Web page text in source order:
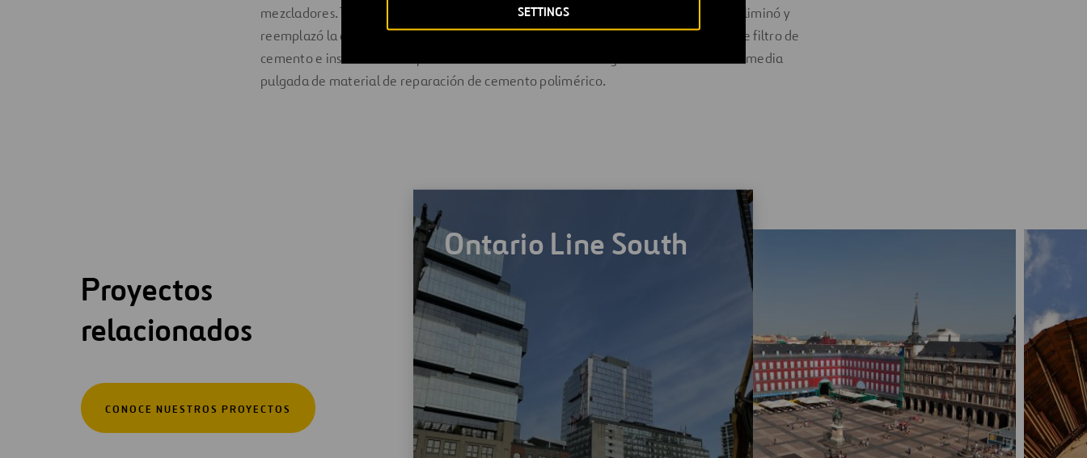
SETTINGS
mezcladores. También implicaba desconexiones y reconexiones eléctricas. El filtro eliminó y
reemplazó la arena y la antracita. PLW Waterworks también construyó una pared de filtro de
cemento e instaló un reemplazo del revestimiento del esófago de desechos usando media
pulgada de material de reparación de cemento polimérico.
Proyectos
relacionados
CONOCE NUESTROS PROYECTOS
Ontario Line South